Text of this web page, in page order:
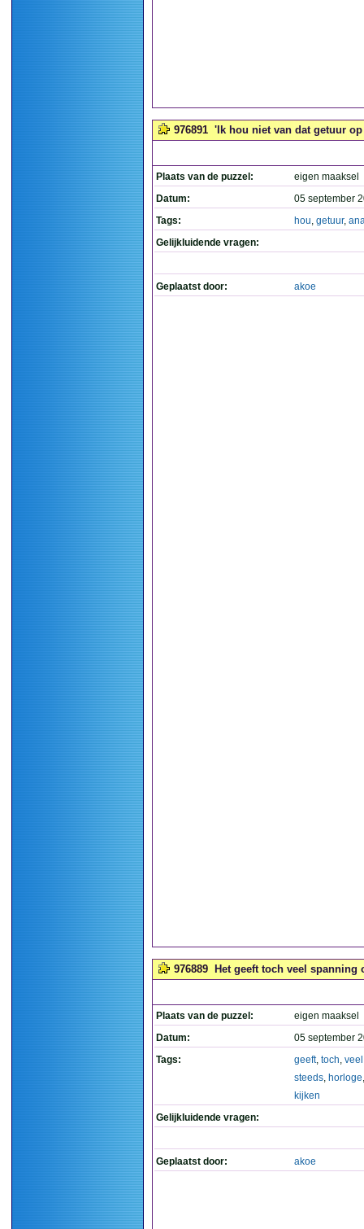
976891 'Ik hou niet van dat getuur
Plaats van de puzzel:
eigen maaksel
Datum:
05 september
Tags:
hou, getuur,
Gelijkluidende vragen:
Geplaatst door: akoe
976889 Het geeft toch veel
Plaats van de puzzel:
eigen maaksel
Datum:
05 september
Tags:
geeft, toch, veel
steeds, horloge
kijken
Gelijkluidende vragen:
Geplaatst door: akoe